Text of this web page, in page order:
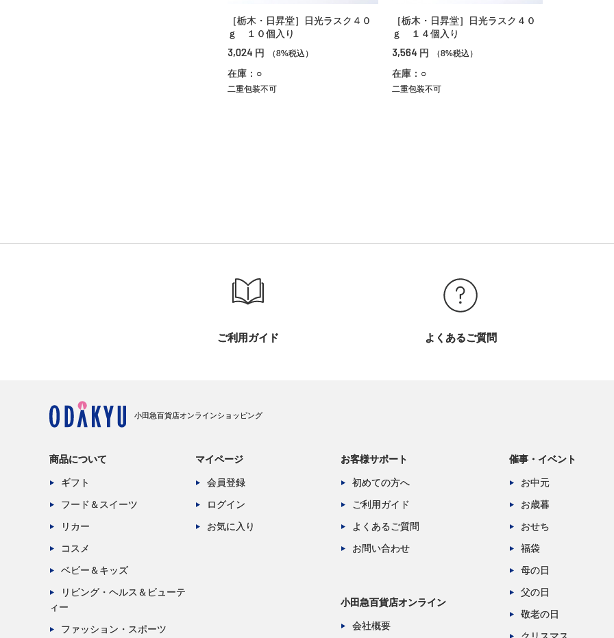
［栃木・日昇堂］日光ラスク４０
ｇ １０個入り
3,024 円 （8%税込）
在庫：○
二重包装不可
［栃木・日昇堂］日光ラスク４０
ｇ １４個入り
3,564 円 （8%税込）
在庫：○
二重包装不可
ご利用ガイド よくあるご質問
小田急百貨店オンラインショッピング
商品について
ギフト
フード＆スイーツ
リカー
コスメ
ベビー＆キッズ
リビング・ヘルス＆ビューテ
ィー
ファッション・スポーツ
マイページ
会員登録
ログイン
お気に入り
お客様サポート
初めての方へ
ご利用ガイド
よくあるご質問
お問い合わせ
小田急百貨店オンライン
会社概要
催事・イベント
お中元
お歳暮
おせち
福袋
母の日
父の日
敬老の日
クリスマス